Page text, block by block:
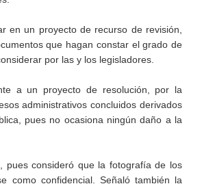
en un proyecto de recurso de revisión,
que hagan constar el grado de
por las y los legisladores.
a un proyecto de resolución, por la
administrativos concluidos derivados
pues no ocasiona ningún daño a la
pues consideró que la fotografía de los
como confidencial. Señaló también la